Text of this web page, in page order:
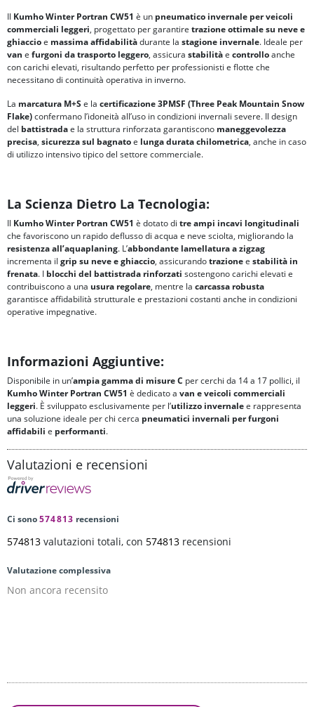
Il Kumho Winter Portran CW51 è un pneumatico invernale per veicoli
commerciali leggeri, progettato per garantire trazione ottimale su neve e
ghiaccioe massima affidabilitàdurante la stagione invernale. Ideale per
van e furgoni da trasporto leggero, assicura stabilitàe controlloanche
con carichi elevati, risultando perfetto per professionisti e flotte che
necessitano di continuità operativa in inverno.
La marcatura M+S e la certificazione3PMSF (Three Peak Mountain Snow
Flake)confermano l’idoneità all’uso in condizioni invernali severe. Il design
del battistradae la struttura rinforzata garantiscono maneggevolezza
precisa, sicurezza sul bagnatoe lunga durata chilometrica, anche in caso
di utilizzo intensivo tipico del settore commerciale.
La Scienza Dietro La Tecnologia:
Il Kumho Winter Portran CW51 è dotato di tre ampi incavi longitudinali
che favoriscono un rapido deflusso di acqua e neve sciolta, migliorando la
resistenza all’aquaplaning. L’abbondante lamellatura a zigzag
incrementa il grip su neve e ghiaccio, assicurandotrazionee stabilità in
frenata. I blocchi del battistrada rinforzati sostengono carichi elevati e
contribuiscono a una usura regolare, mentre la carcassa robusta
garantisce affidabilità strutturale e prestazioni costanti anche in condizioni
operative impegnative.
Informazioni Aggiuntive:
Disponibile in un’ampia gamma di misure C per cerchi da 14 a 17 pollici, il
Kumho Winter Portran CW51 è dedicato a van e veicoli commerciali
leggeri. È sviluppato esclusivamente per l’utilizzo invernalee rappresenta
una soluzione ideale per chi cerca pneumatici invernali per furgoni
affidabili e performanti.
Valutazioni e recensioni
Ci sono574813 recensioni
574813 valutazioni totali, con 574813 recensioni
Valutazione complessiva
Non ancora recensito